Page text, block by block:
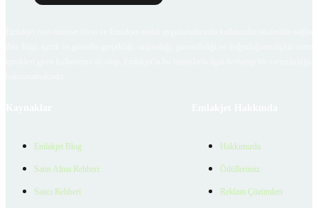
Emlakjet Blog
Satın Alma Rehberi
Satıcı Rehberi
Hakkımızda
Ödüllerimiz
Reklam Çözümleri